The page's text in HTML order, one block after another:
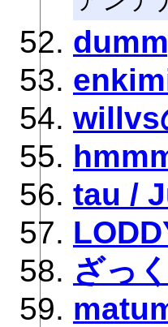
willvs
tau /
ざっ